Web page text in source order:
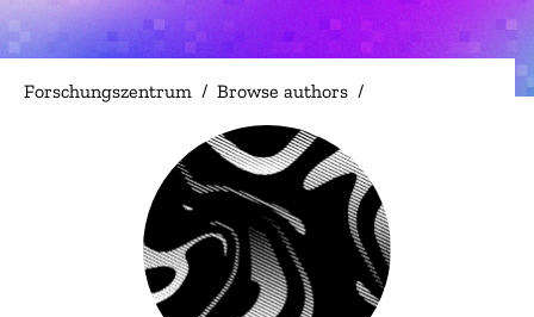
Was wir tun
Machen Sie mit
Magazin
Forschungszentrum / Browse authors /